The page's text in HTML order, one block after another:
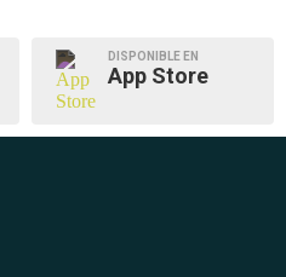
DISPONIBLE EN
App Store